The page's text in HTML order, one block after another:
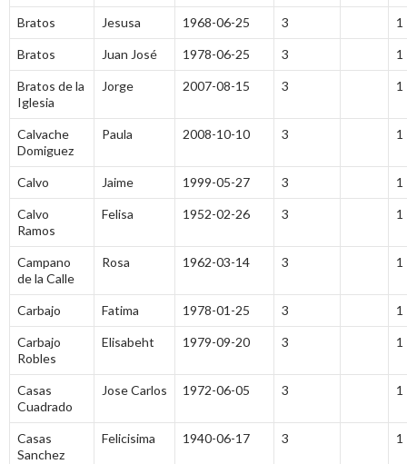
Bratos Jesusa 1968-06-25 3 1
Bratos Juan José 1978-06-25 3 1
Bratos de la
Iglesia
Jorge 2007-08-15 3 1
Calvache
Domiguez
Paula 2008-10-10 3 1
Calvo Jaime 1999-05-27 3 1
Calvo
Ramos
Felisa 1952-02-26 3 1
Campano
de la Calle
Rosa 1962-03-14 3 1
Carbajo Fatima 1978-01-25 3 1
Carbajo
Robles
Elisabeht 1979-09-20 3 1
Casas
Cuadrado
Jose Carlos 1972-06-05 3 1
Casas
Sanchez
Felicisima 1940-06-17 3 1